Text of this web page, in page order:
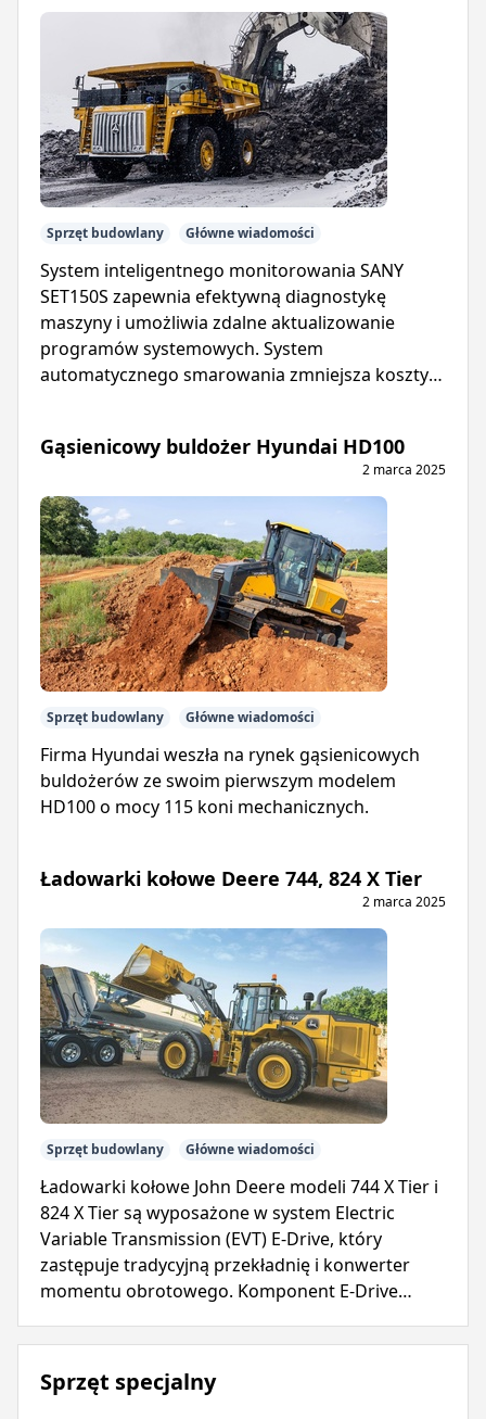
Sprzęt budowlany Główne wiadomości
System inteligentnego monitorowania SANY
SET150S zapewnia efektywną diagnostykę
maszyny i umożliwia zdalne aktualizowanie
programów systemowych. System
automatycznego smarowania zmniejsza koszty
Gąsienicowy buldożer Hyundai HD100
2 marca 2025
Sprzęt budowlany Główne wiadomości
Firma Hyundai weszła na rynek gąsienicowych
buldożerów ze swoim pierwszym modelem
HD100 o mocy 115 koni mechanicznych.
Ładowarki kołowe Deere 744, 824 X Tier
2 marca 2025
Sprzęt budowlany Główne wiadomości
Ładowarki kołowe John Deere modeli 744 X Tier i
824 X Tier są wyposażone w system Electric
Variable Transmission (EVT) E-Drive, który
zastępuje tradycyjną przekładnię i konwerter
momentu obrotowego. Komponent E-Drive
eksploatację i zmniejszając złożoność.
Sprzęt specjalny